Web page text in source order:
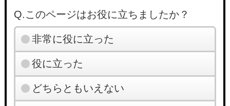
Q.このページはお役に立ちましたか？
非常に役に立った
役に立った
どちらともいえない